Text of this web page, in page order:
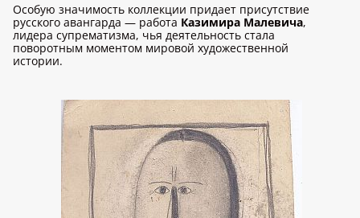
Особую значимость коллекции придает присутствие
русского авангарда — работа Казимира Малевича,
лидера супрематизма, чья деятельность стала
поворотным моментом мировой художественной
истории.